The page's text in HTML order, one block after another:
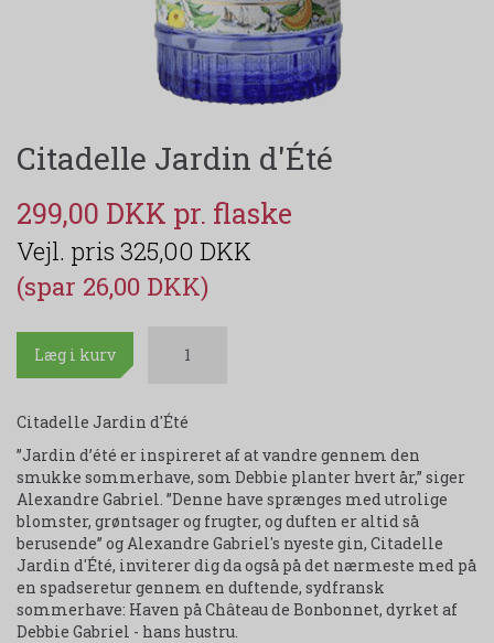
Citadelle Jardin d'Été
299,00 DKK
325,00 DKK
(spar 26,00 DKK)
Læg i kurv
Citadelle Jardin d'Été
’’Jardin d’été er inspireret af at vandre gennem den
smukke sommerhave, som Debbie planter hvert år,” siger
Alexandre Gabriel. ”Denne have sprænges med utrolige
blomster, grøntsager og frugter, og duften er altid så
berusende’’ og Alexandre Gabriel's nyeste gin, Citadelle
Jardin d'Été, inviterer dig da også på det nærmeste med på
en spadseretur gennem en duftende, sydfransk
sommerhave: Haven på Château de Bonbonnet, dyrket af
Debbie Gabriel - hans hustru.